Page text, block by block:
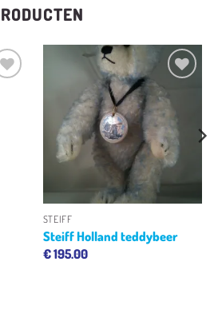
Toevoegen
aan
verlanglijst
STEIFF
Steiff Holland teddybeer
€195.00